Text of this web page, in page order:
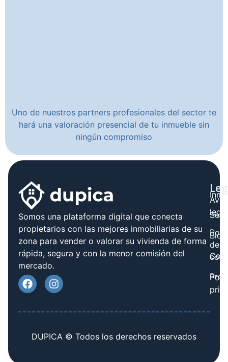
Uno de nuestros partners profesionales del sector te
hará una valoración presencial de tu inmueble sin
ningún compromiso
Somos una plataforma digital que conecta
propietarios con las mejores inmobiliarias de su
zona para vender o valorar su vivienda de forma
rápida, segura y con la menor comisión del
mercado.
Blog
legal
de
DUPICA © Todos los derechos reservados